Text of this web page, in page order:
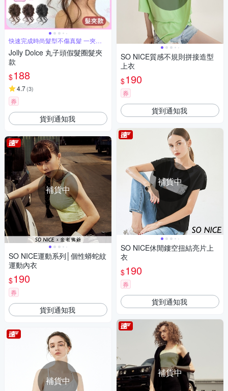
快速完成時尚髮型不傷真髮 一夾變
仙女
Jolly Dolce 丸子頭假髮圈髮夾
款
$188
4.7(3)
券
貨到通知我
補貨中
SO NICE運動系列│個性蟒蛇紋
運動內衣
$190
券
貨到通知我
補貨中
SO NICE質感不規則拼接造型
上衣
$190
券
貨到通知我
補貨中
SO NICE休閒鏤空扭結亮片上
衣
$190
券
貨到通知我
補貨中